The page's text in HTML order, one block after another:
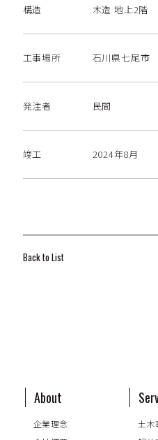
構造 木造 地上2階
工事場所 石川県七尾市
発注者 民間
竣工 2024年8月
Back to List
About
企業理念
土木